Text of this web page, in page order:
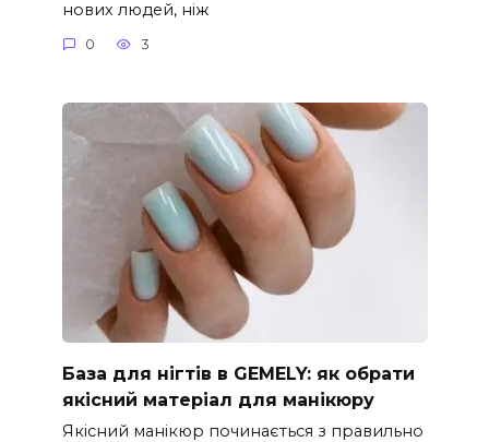
нових людей, ніж
0 3
База для нігтів в GEMELY: як обрати
якісний матеріал для манікюру
Якісний манікюр починається з правильно